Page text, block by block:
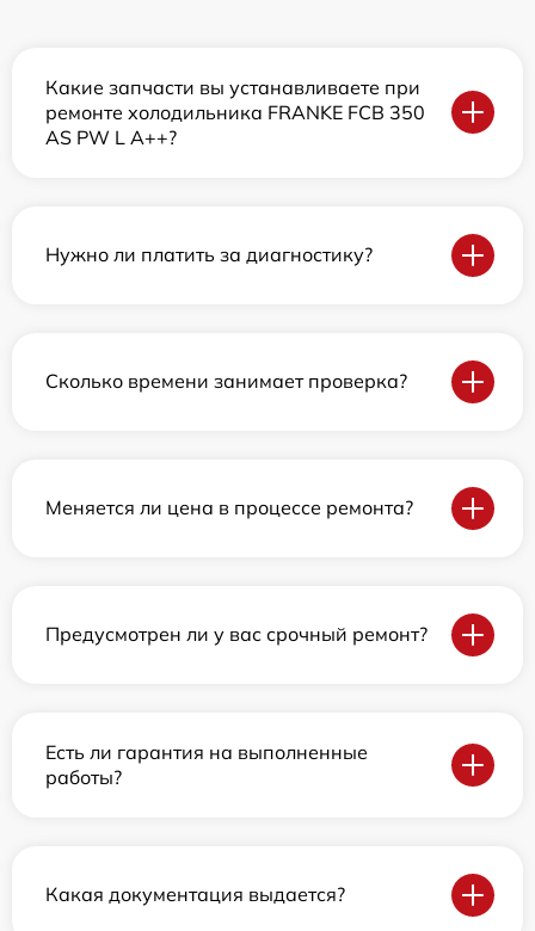
Какие запчасти вы устанавливаете при
ремонте холодильника FRANKE FCB 350
AS PW L A++?
Нужно ли платить за диагностику?
Сколько времени занимает проверка?
Меняется ли цена в процессе ремонта?
Предусмотрен ли у вас срочный ремонт?
Есть ли гарантия на выполненные
работы?
Какая документация выдается?